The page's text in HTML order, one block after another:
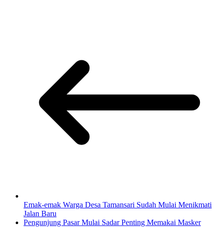
Emak-emak Warga Desa Tamansari Sudah Mulai Menikmati
Jalan Baru
Pengunjung Pasar Mulai Sadar Penting Memakai Masker